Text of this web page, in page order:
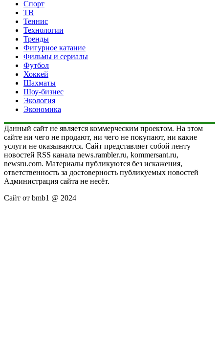
Спорт
ТВ
Теннис
Технологии
Тренды
Фигурное катание
Фильмы и сериалы
Футбол
Хоккей
Шахматы
Шоу-бизнес
Экология
Экономика
Данный сайт не является коммерческим проектом. На этом
сайте ни чего не продают, ни чего не покупают, ни какие
услуги не оказываются. Сайт представляет собой ленту
новостей RSS канала news.rambler.ru, kommersant.ru,
newsru.com. Материалы публикуются без искажения,
ответственность за достоверность публикуемых новостей
Администрация сайта не несёт.
Сайт от bmb1 @ 2024